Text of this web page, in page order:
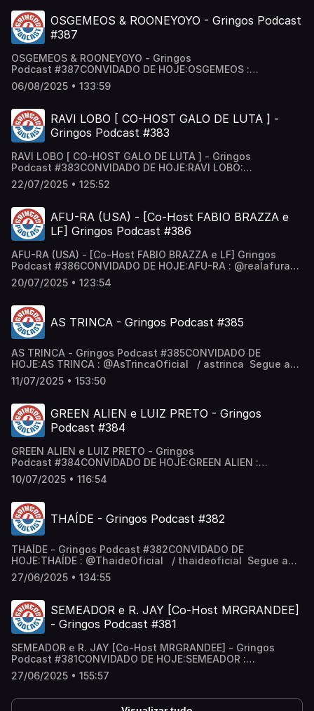
Insta: https://www.instagram.com/podcastgringos/Gringos
no Tik Tok:
https://www.tiktok.com/@gringospodcastAnfitriões:
OSGEMEOS & ROONEYOYO - Gringos Podcast
#387
OSGEMEOS & ROONEYOYO - Gringos
Podcast #387CONVIDADO DE HOJE:OSGEMEOS :
@osgemeos / osgemeos ROONEYOYO : ‪@Rooneyoyo‬
/ rooneyoyo Segue a gente:Canal de Cortes:
/ podcastgringos Gringos no Tik Tok:
/ gringospodcast Anfitriões: @neygringos | @erickjay
06/08/2025 • 133:59
RAVI LOBO [ CO-HOST GALO DE LUTA ] -
Gringos Podcast #383
RAVI LOBO [ CO-HOST GALO DE LUTA ] - Gringos
Podcast #383CONVIDADO DE HOJE:RAVI LOBO:
@loboravi / loboravi CO-HOST:GALO DE LUTA :
@galodelutaoficial / galodelutaoficial Segue a
Insta: / podcastgringos Gringos no Tik Tok:
/ gringospodcast Anfitriões: @neygringos | @erickjay
22/07/2025 • 125:52
AFU-RA (USA) - [Co-Host FABIO BRAZZA e
LF] Gringos Podcast #386
AFU-RA (USA) - [Co-Host FABIO BRAZZA e LF] Gringos
Podcast #386CONVIDADO DE HOJE:AFU-RA : ‪@realafura‬
/ realafura Segue a gente:Canal de Cortes:
/ @cortesgringos Gringos no Insta:
/ gringospodcast Anfitriões: @neygringos | @erickjay
20/07/2025 • 123:54
AS TRINCA - Gringos Podcast #385
AS TRINCA - Gringos Podcast #385CONVIDADO DE
HOJE:AS TRINCA : ‪@AsTrincaOficial‬ / astrinca Segue a
gente:Canal de Cortes: / @cortesgringos Gringos no
Insta: / podcastgringos Gringos no Tik Tok:
11/07/2025 • 153:50
GREEN ALIEN e LUIZ PRETO - Gringos
Podcast #384
GREEN ALIEN e LUIZ PRETO - Gringos
Podcast #384CONVIDADO DE HOJE:GREEN ALIEN :
@greenaliensp / greenaliensp LUIZ PRETO :
@luizpreto / luizpreto Segue a gente:Canal de Cortes:
/ podcastgringos Gringos no Tik Tok:
/ gringospodcast Anfitriões: @neygringos | @erickjay
10/07/2025 • 116:54
THAÍDE - Gringos Podcast #382
THAÍDE - Gringos Podcast #382CONVIDADO DE
HOJE:THAÍDE : ‪@ThaideOficial‬ / thaideoficial Segue a
gente:Canal de Cortes: / @cortesgringos Gringos no
Insta: / podcastgringos Gringos no Tik Tok:
27/06/2025 • 134:55
SEMEADOR e R. JAY [Co-Host MRGRANDEE]
- Gringos Podcast #381
SEMEADOR e R. JAY [Co-Host MRGRANDEE] - Gringos
Podcast #381CONVIDADO DE HOJE:SEMEADOR :
‪@osemeador-oficial‬ / semeador_oficial R. JAY :
@rjay.amaro / rjay.amaro CO-HOST :
Cortes: / @cortesgringos Gringos no Insta:
27/06/2025 • 155:57